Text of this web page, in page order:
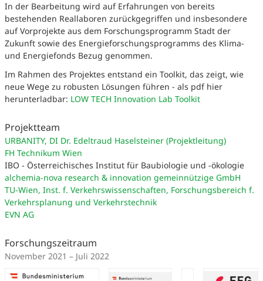
In der Bearbeitung wird auf Erfahrungen von bereits
bestehenden Reallaboren zurückgegriffen und insbesondere
auf Vorprojekte aus dem Forschungsprogramm Stadt der
Zukunft sowie des Energieforschungsprogramms des Klima-
und Energiefonds Bezug genommen.
Im Rahmen des Projektes entstand ein Toolkit, das zeigt, wie
neue Wege zu robusten Lösungen führen - als pdf hier
herunterladbar: LOW TECH Innovation Lab Toolkit
Projektteam
URBANITY, DI Dr. Edeltraud Haselsteiner (Projektleitung)
FH Technikum Wien
IBO - Österreichisches Institut für Baubiologie und -ökologie
alchemia-nova research & innovation gemeinnützige GmbH
TU-Wien, Inst. f. Verkehrswissenschaften, Forschungsbereich f.
Verkehrsplanung und Verkehrstechnik
EVN AG
Forschungszeitraum
November 2021 – Juli 2022